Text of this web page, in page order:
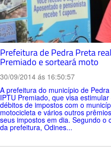
Prefeitura de Pedra Preta
Premiado e sorteará moto
30/09/2014 ás 16:50:57
A prefeitura do município de
IPTU Premiado, que visa
débitos de impostos com o
motocicleta e vários outros
seus impostos em dia. Segundo o
da prefeitura, Odines...